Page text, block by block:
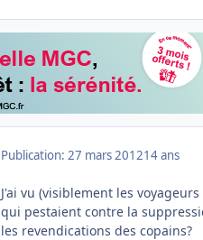
Publication: 27 mars 201214 ans
J'ai vu (visiblement les
qui pestaient contre la
les revendications des copains?